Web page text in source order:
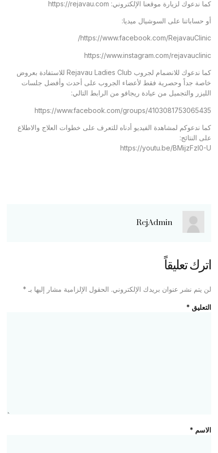
كما ندعوك لزيارة موقعنا الإلكتروني: https://rejavau.com
أو حساباتنا على السوشيال ميديا:
https://www.facebook.com/RejavauClinic/
https://www.instagram.com/rejavauclinic
كما ندعوك للانضمام لجروب Rejavau Ladies Club للاستفادة بعروض
خاصة جداً وحصرية فقط لأعضاء الجروب على أحدث وأفضل جلسات
الليزر والتجميل من عيادة ريجافو من الرابط التالي:
https://www.facebook.com/groups/4103081753065435
كما ندعوكم لمشاهدة الفيديو أدناه للتعرف على خطوات العلاج والاطلاع
على النتائج:
https://youtu.be/BMijzFzl0-U
RejAdmin
اترك تعليقاً
لن يتم نشر عنوان بريدك الإلكتروني. الحقول الإلزامية مشار إليها بـ *
التعليق *
الاسم *